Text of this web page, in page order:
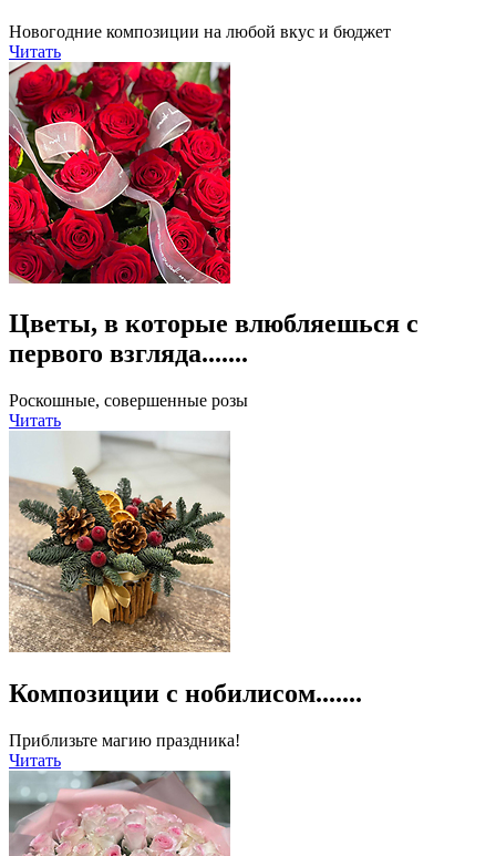
Новогодние композиции на любой вкус и бюджет
Читать
Цветы, в которые влюбляешься с
первого взгляда.......
Роскошные, совершенные розы
Читать
Композиции с нобилисом.......
Приблизьте магию праздника!
Читать